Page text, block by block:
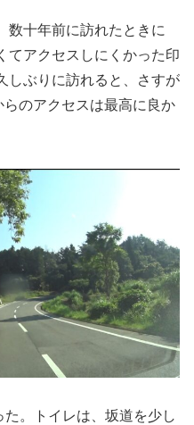
数十年前に訪れたときに
てアクセスしにくかった印
しぶりに訪れると、さすが
のアクセスは最高に良か
。トイレは、坂道を少し